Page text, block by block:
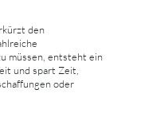
den
müssen, entsteht ein
und spart Zeit,
oder